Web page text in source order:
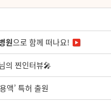
원으로 함께 떠나요!
의 찐인터뷰🎤
액’ 특허 출원